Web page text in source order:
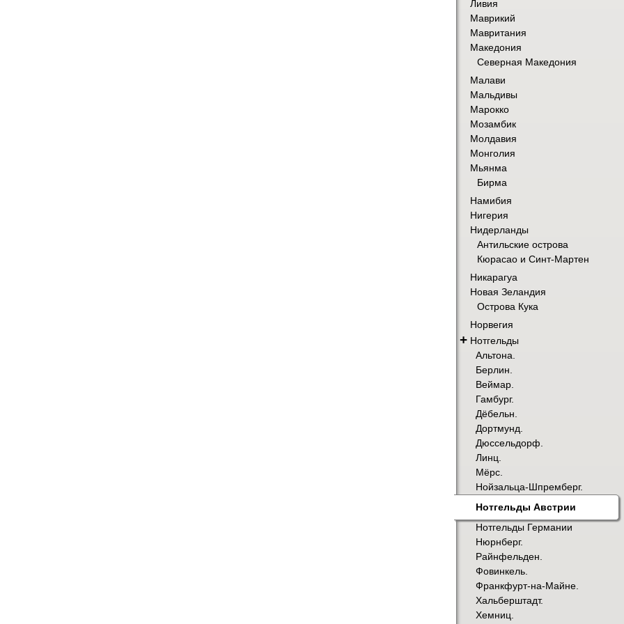
Ливия
Маврикий
Мавритания
Македония
Северная Македония
Малави
Мальдивы
Марокко
Мозамбик
Молдавия
Монголия
Мьянма
Бирма
Намибия
Нигерия
Нидерланды
Антильские острова
Кюрасао и Синт-Мартен
Никарагуа
Новая Зеландия
Острова Кука
Норвегия
+ Нотгельды
Альтона.
Берлин.
Веймар.
Гамбург.
Дёбельн.
Дортмунд.
Дюссельдорф.
Линц.
Мёрс.
Нойзальца-Шпремберг.
Нотгельды Австрии
Нотгельды Германии
Нюрнберг.
Райнфельден.
Фовинкель.
Франкфурт-на-Майне.
Хальберштадт.
Хемниц.